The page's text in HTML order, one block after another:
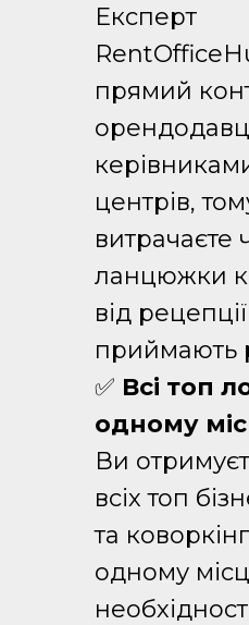
Експерт
прямий
центрів,
витрачаєте
ланцюжки
від
приймають
✅ Всі топ
одному
Ви
всіх топ
та
одному